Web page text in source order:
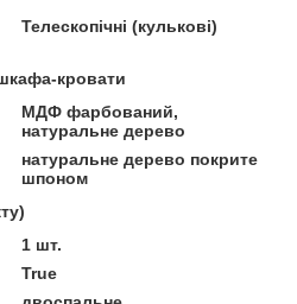
Телескопічні (кулькові)
кровати
МДФ фарбований,
натуральне дерево
натуральне дерево покрите
шпоном
1 шт.
True